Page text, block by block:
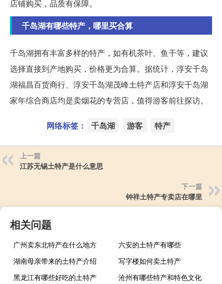
店铺购买，品质有保障。
千岛湖有哪些特产，哪里买合算
千岛湖拥有丰富多样的特产，如有机茶叶、鱼干等，建议
选择直接到产地购买，价格更为合算。据统计，淳安千岛
湖福昌百货商行、淳安千岛湖茂峰土特产店和淳安千岛湖
家年综合商店均是卖烟花的专营店，值得游客前往探访。
网络标签： 千岛湖 游客 特产
上一篇
江苏无锡土特产是什么意思
下一篇
钟祥土特产专卖店在哪里
相关问题
广州卖东北特产在什么地方
六安的土特产有哪些
湖南母亲带来的土特产介绍
写字楼如何卖土特产
黑龙江有哪些好吃的土特产
沧州有哪些特产和特色文化